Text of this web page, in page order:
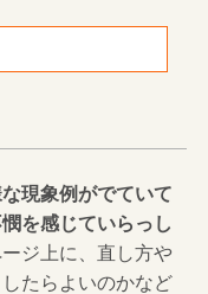
な現象例がでていて
を感じていらっし
ジ上に、直し方や
たらよいのかなど